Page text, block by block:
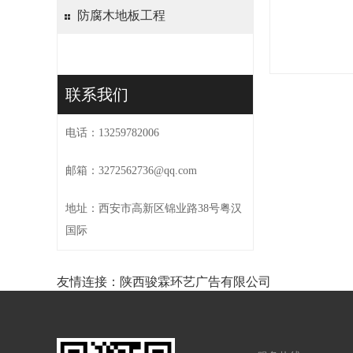
防腐木地板工程
联系我们
电话：13259782006
邮箱：3272562736@qq.com
地址：西安市高新区锦业路38号粤汉
国际
友情连接： 陕西骏霖环艺广告有限公司